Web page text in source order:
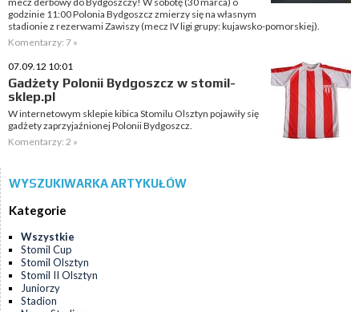
godzinie 11:00 Polonia Bydgoszcz zmierzy się na własnym
stadionie z rezerwami Zawiszy (mecz IV ligi grupy: kujawsko-pomorskiej).
Komentarzy: 7 »
07.09.12 10:01
Gadżety Polonii Bydgoszcz w stomil-
sklep.pl
W internetowym sklepie kibica Stomilu Olsztyn pojawiły się
gadżety zaprzyjaźnionej Polonii Bydgoszcz.
Komentarzy: 2 »
WYSZUKIWARKA ARTYKUŁÓW
Kategorie
Wszystkie
Stomil Cup
Stomil Olsztyn
Stomil II Olsztyn
Juniorzy
Stadion